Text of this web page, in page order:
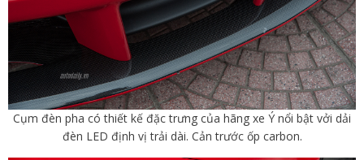
Cụm đèn pha có thiết kế đặc trưng của hãng xe Ý nổi bật vởi dải
đèn LED định vị trải dài. Cản trước ốp carbon.